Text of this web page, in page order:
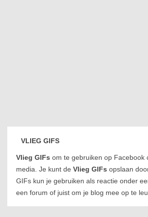
VLIEG GIFS
Vlieg GIFs om te gebruiken op Facebook
media. Je kunt de Vlieg GIFs opslaan
GIFs kun je gebruiken als reactie onder
een forum of juist om je blog mee op te